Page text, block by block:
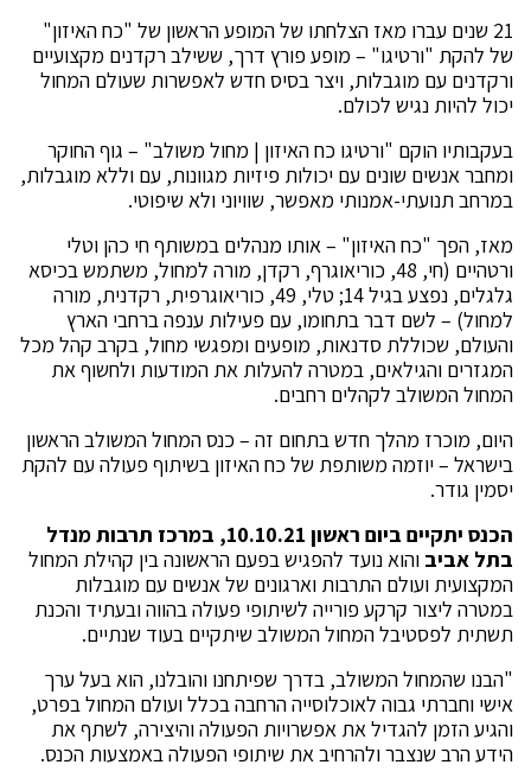
21 שנים עברו מאז הצלחתו של המופע הראשון של "כח האיזון"
של להקת "ורטיגו" – מופע פורץ דרך, ששילב רקדנים מקצועיים
ורקדנים עם מוגבלות, ויצר בסיס חדש לאפשרות שעולם המחול
יכול להיות נגיש לכולם.
בעקבותיו הוקם "ורטיגו כח האיזון | מחול משולב" – גוף החוקר
ומחבר אנשים שונים עם יכולות פיזיות מגוונות, עם וללא מוגבלות,
במרחב תנועתי-אמנותי מאפשר, שוויוני ולא שיפוטי.
מאז, הפך "כח האיזון" – אותו מנהלים במשותף חי כהן וטלי
ורטהיים (חי, 48, כוריאוגרף, רקדן, מורה למחול, משתמש בכיסא
גלגלים, נפצע בגיל 14; טלי, 49, כוריאוגרפית, רקדנית, מורה
למחול) – לשם דבר בתחומו, עם פעילות ענפה ברחבי הארץ
והעולם, שכוללת סדנאות, מופעים ומפגשי מחול, בקרב קהל מכל
המגזרים והגילאים, במטרה להעלות את המודעות ולחשוף את
המחול המשולב לקהלים רחבים.
היום, מוכרז מהלך חדש בתחום זה – כנס המחול המשולב הראשון
בישראל – יוזמה משותפת של כח האיזון בשיתוף פעולה עם להקת
יסמין גודר.
הכנס יתקיים ביום ראשון 10.10.21, במרכז תרבות מנדל
בתל אביב והוא נועד להפגיש בפעם הראשונה בין קהילת המחול
המקצועית ועולם התרבות וארגונים של אנשים עם מוגבלות
במטרה ליצור קרקע פורייה לשיתופי פעולה בהווה ובעתיד והכנת
תשתית לפסטיבל המחול המשולב שיתקיים בעוד שנתיים.
"הבנו שהמחול המשולב, בדרך שפיתחנו והובלנו, הוא בעל ערך
אישי וחברתי גבוה לאוכלוסייה הרחבה בכלל ועולם המחול בפרט,
והגיע הזמן להגדיל את אפשרויות הפעולה והיצירה, לשתף את
הידע הרב שנצבר ולהרחיב את שיתופי הפעולה באמצעות הכנס.